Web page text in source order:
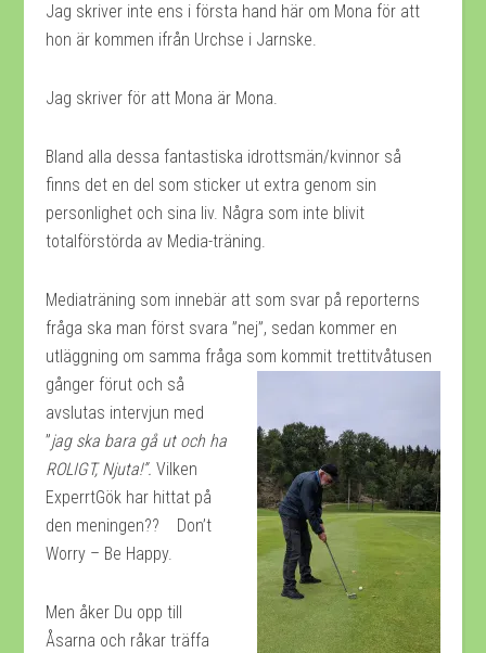
Jag skriver inte ens i första hand här om Mona för att
hon är kommen ifrån Urchse i Jarnske.
Jag skriver för att Mona är Mona.
Bland alla dessa fantastiska idrottsmän/kvinnor så
finns det en del som sticker ut extra genom sin
personlighet och sina liv. Några som inte blivit
totalförstörda av Media-träning.
Mediaträning som innebär att som svar på reporterns
fråga ska man först svara ”nej”, sedan kommer en
utläggning om samma fråga som kommit trettitvåtusen
gånger förut och så
avslutas intervjun med
”jag ska bara gå ut och ha
ROLIGT, Njuta!”.Vilken
ExperrtGök har hittat på
den meningen?? Don’t
Worry – Be Happy.
Men åker Du opp till
Åsarna och råkar träffa